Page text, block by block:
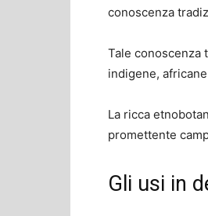
conoscenza
Tale conoscenza
indigene,
La ricca
promettente
Gli usi in